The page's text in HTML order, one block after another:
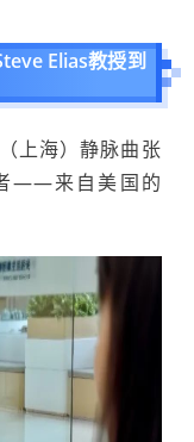
Elias教授到
上海）静脉曲张
——来自美国的